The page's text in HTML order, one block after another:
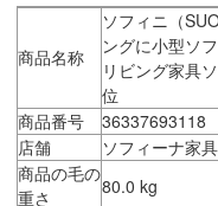
商品名称
ソフィニ（
ングに小型ソ
リビング家具
位
商品番号
36337693118
店舗
ソフィーナ家
商品の毛の
重さ
80.0 kg